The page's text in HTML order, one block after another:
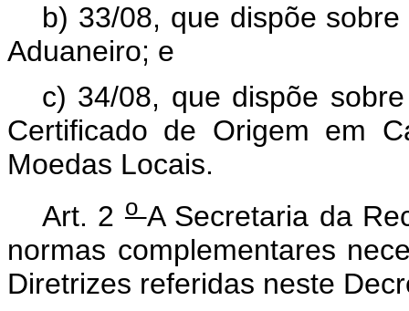
b) 33/08, que dispõe
Aduaneiro; e
c) 34/08, que dispõe
Certificado de Origem em
Moedas Locais.
Art. 2 o A Secretaria da
normas complementares
Diretrizes referidas neste